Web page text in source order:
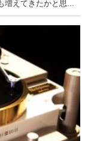
増えてきたかと思...